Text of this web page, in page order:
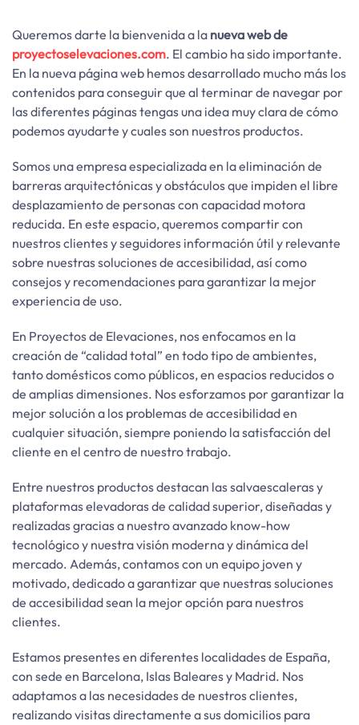
Queremos darte la bienvenida a la nueva web de
proyectoselevaciones.com. El cambio ha sido importante.
En la nueva página web hemos desarrollado mucho más los
contenidos para conseguir que al terminar de navegar por
las diferentes páginas tengas una idea muy clara de cómo
podemos ayudarte y cuales son nuestros productos.
Somos una empresa especializada en la eliminación de
barreras arquitectónicas y obstáculos que impiden el libre
desplazamiento de personas con capacidad motora
reducida. En este espacio, queremos compartir con
nuestros clientes y seguidores información útil y relevante
sobre nuestras soluciones de accesibilidad, así como
consejos y recomendaciones para garantizar la mejor
experiencia de uso.
En Proyectos de Elevaciones, nos enfocamos en la
creación de “calidad total” en todo tipo de ambientes,
tanto domésticos como públicos, en espacios reducidos o
de amplias dimensiones. Nos esforzamos por garantizar la
mejor solución a los problemas de accesibilidad en
cualquier situación, siempre poniendo la satisfacción del
cliente en el centro de nuestro trabajo.
Entre nuestros productos destacan las salvaescaleras y
plataformas elevadoras de calidad superior, diseñadas y
realizadas gracias a nuestro avanzado know-how
tecnológico y nuestra visión moderna y dinámica del
mercado. Además, contamos con un equipo joven y
motivado, dedicado a garantizar que nuestras soluciones
de accesibilidad sean la mejor opción para nuestros
clientes.
Estamos presentes en diferentes localidades de España,
con sede en Barcelona, Islas Baleares y Madrid. Nos
adaptamos a las necesidades de nuestros clientes,
realizando visitas directamente a sus domicilios para